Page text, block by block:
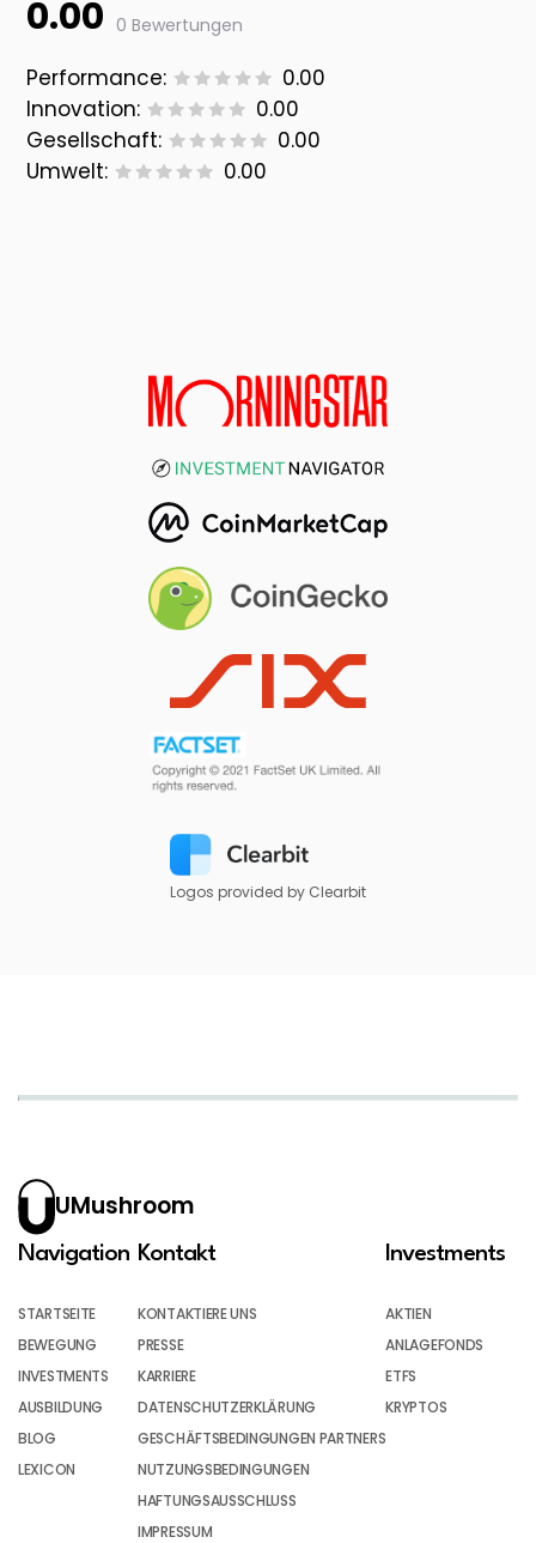
0.00 0 Bewertungen
Performance:
0.00
Innovation:
0.00
Gesellschaft:
0.00
Umwelt:
0.00
Logos provided by Clearbit
UMushroom
Navigation
STARTSEITE
BEWEGUNG
INVESTMENTS
AUSBILDUNG
BLOG
LEXICON
Kontakt
KONTAKTIERE UNS
PRESSE
KARRIERE
DATENSCHUTZERKLÄRUNG
GESCHÄFTSBEDINGUNGEN PARTNERS
NUTZUNGSBEDINGUNGEN
HAFTUNGSAUSSCHLUSS
IMPRESSUM
Investments
AKTIEN
ANLAGEFONDS
ETFS
KRYPTOS